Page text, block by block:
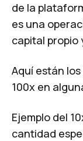
de la
es una
capital propio
Aquí están
100x en
Ejemplo del
cantidad